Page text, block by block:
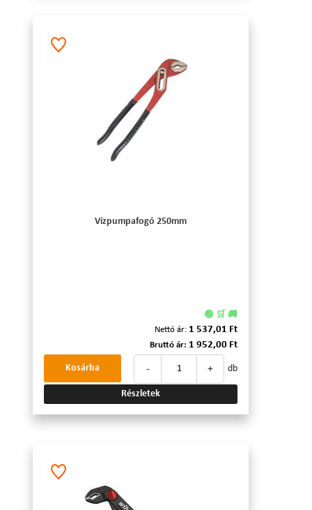
Vízpumpafogó 250mm
🟢 🛒 🚚
Nettó ár: 1 537,01 Ft
Bruttó ár: 1 952,00 Ft
- + db
Kosárba
Részletek